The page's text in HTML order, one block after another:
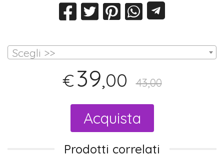
Scegli >>
€39,00 43,00
Acquista
Prodotti correlati